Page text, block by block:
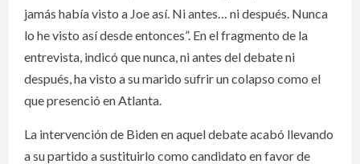
jamás había visto a Joe así. Ni antes… ni después. Nunca
lo he visto así desde entonces”. En el fragmento de la
entrevista, indicó que nunca, ni antes del debate ni
después, ha visto a su marido sufrir un colapso como el
que presenció en Atlanta.
La intervención de Biden en aquel debate acabó llevando
a su partido a sustituirlo como candidato en favor de